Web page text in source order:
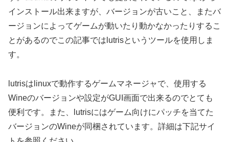
インストール出来ますが、バージョンが古いこと、またバ
ージョンによってゲームが動いたり動かなかったりするこ
とがあるのでこの記事ではlutrisというツールを使用しま
す。
lutrisはlinuxで動作するゲームマネージャで、使用する
Wineのバージョンや設定がGUI画面で出来るのでとても
便利です。また、lutrisにはゲーム向けにパッチを当てた
バージョンのWineが同梱されています。詳細は下記サイ